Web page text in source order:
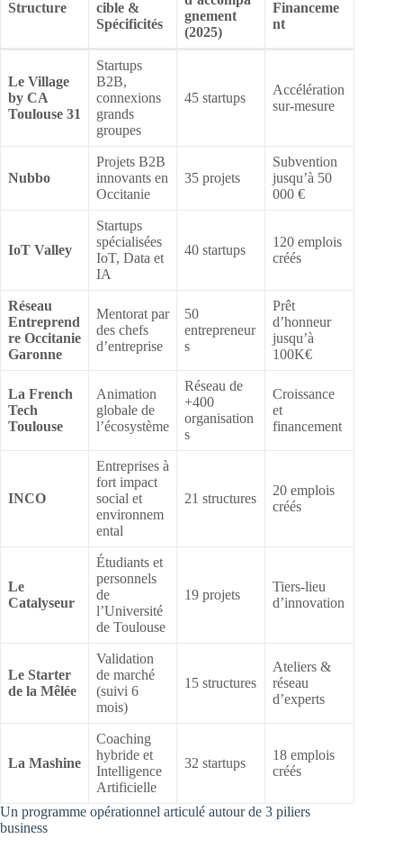
Structure
cible &
Spécificités
gnement
(2025)
Financeme
nt
Le Village
by CA
Toulouse 31
Startups
B2B,
connexions
grands
groupes
45 startups
Accélération
sur-mesure
Nubbo
Projets B2B
innovants en
Occitanie
35 projets
Subvention
jusqu’à 50
000 €
IoT Valley
Startups
spécialisées
IoT, Data et
IA
40 startups
120 emplois
créés
Réseau
Entreprend
re Occitanie
Garonne
Mentorat par
des chefs
d’entreprise
50
entrepreneur
s
Prêt
d’honneur
jusqu’à
100K€
La French
Tech
Toulouse
Animation
globale de
l’écosystème
Réseau de
+400
organisation
s
Croissance
et
financement
INCO
Entreprises à
fort impact
social et
environnem
ental
21 structures
20 emplois
créés
Le
Catalyseur
Étudiants et
personnels
de
l’Université
de Toulouse
19 projets
Tiers-lieu
d’innovation
Le Starter
de la Mêlée
Validation
de marché
(suivi 6
mois)
15 structures
Ateliers &
réseau
d’experts
La Mashine
Coaching
hybride et
Intelligence
Artificielle
32 startups
18 emplois
créés
Un programme opérationnel articulé autour de 3 piliers
business